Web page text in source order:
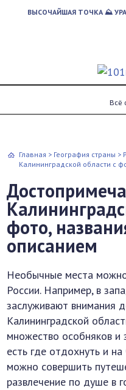
ВЫСОЧАЙШАЯ ТОЧКА ⛰
Всё
Главная > География страны >
Калининградской области с
фото,
описанием
Необычные места
России. Например, в
заслуживают внимания
Калининградской
множество особняков и
есть где отдохнуть и
можно совершить
развлечение по душе в